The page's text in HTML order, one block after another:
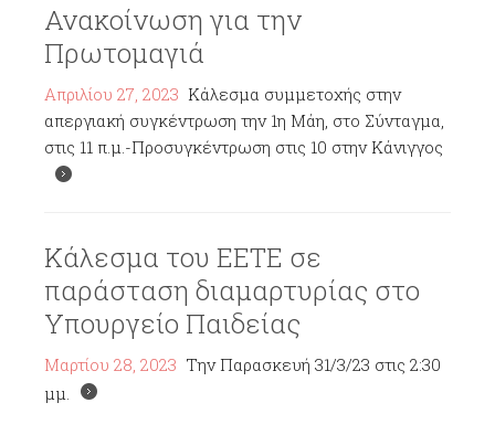
Ανακοίνωση για την
Πρωτομαγιά
Απριλίου 27, 2023 Κάλεσμα συμμετοχής στην
απεργιακή συγκέντρωση την 1η Μάη, στο Σύνταγμα,
στις 11 π.μ.-Προσυγκέντρωση στις 10 στην Κάνιγγος
Κάλεσμα του ΕΕΤΕ σε
παράσταση διαμαρτυρίας στο
Υπουργείο Παιδείας
Μαρτίου 28, 2023 Την Παρασκευή 31/3/23 στις 2:30
μμ.